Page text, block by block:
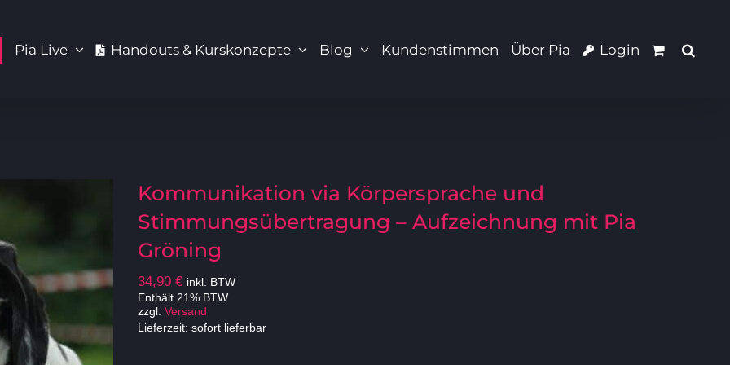
Pia Live Handouts & Kurskonzepte Blog Kundenstimmen Über Pia Login
Kommunikation via Körpersprache und
Stimmungsübertragung – Aufzeichnung mit Pia
Gröning
34,90 € inkl. BTW
Enthält 21% BTW
zzgl. Versand
Lieferzeit: sofort lieferbar